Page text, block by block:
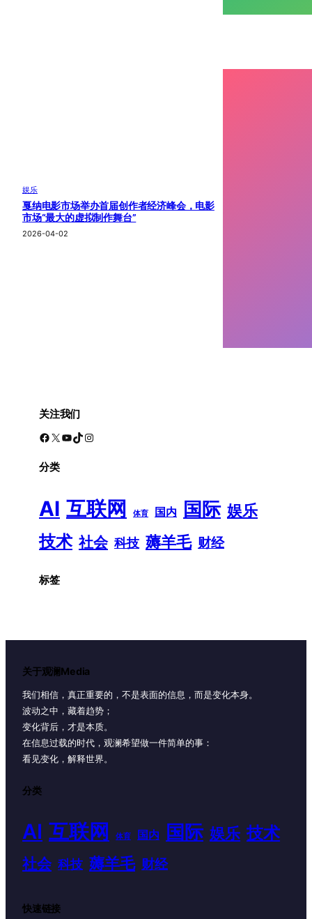
娱乐
戛纳电影市场举办首届创作者经济峰会，电影
市场“最大的虚拟制作舞台”
2026-04-02
关注我们
Facebook X YouTube TikTok Instagram
分类
AI 互联网 体育 国内 国际 娱乐
技术 社会 科技 薅羊毛 财经
标签
关于观澜Media
我们相信，真正重要的，不是表面的信息，而是变化本身。
波动之中，藏着趋势；
变化背后，才是本质。
在信息过载的时代，观澜希望做一件简单的事：
看见变化，解释世界。
分类
AI 互联网 体育 国内 国际 娱乐 技术
社会 科技 薅羊毛 财经
快速链接